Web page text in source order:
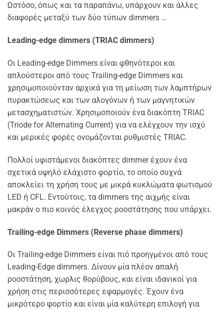
Ωστόσο, όπως και τα παραπάνω, υπάρχουν και άλλες
διαφορές μεταξύ των δύο τύπων dimmers …
Leading-edge dimmers (TRIAC dimmers)
Οι Leading-edge Dimmers είναι φθηνότεροι και
απλούστεροι από τους Trailing-edge Dimmers και
χρησιμοποιούνταν αρχικά για τη μείωση των λαμπτήρων
πυρακτώσεως και των αλογόνων ή των μαγνητικών
μετασχηματιστών. Χρησιμοποιούν ένα διακόπτη TRIAC
(Triode for Alternating Current) για να ελέγχουν την ισχύ
και μερικές φορές ονομάζονται ρυθμιστές TRIAC.
Πολλοί υφιστάμενοι διακόπτες dimmer έχουν ένα
σχετικά υψηλό ελάχιστο φορτίο, το οποίο συχνά
αποκλείει τη χρήση τους με μικρά κυκλώματα φωτισμού
LED ή CFL. Εντούτοις, τα dimmers της αιχμής είναι
μακράν ο πιο κοινός έλεγχος ροοστάτησης που υπάρχει.
Trailing-edge Dimmers (Reverse phase dimmers)
Οι Trailing-edge Dimmers είναι πιό προηγμένοι από τους
Leading-Edge dimmers. Δίνουν μία πλέον απαλή
ροοστάτηση, χωρλις θορύβους, και είναι ιδανικοί για
χρήση στις περισσότερες εφαρμογές. Έχουν ένα
μικρότερο φορτίο και είναι μία καλύτερη επιλογή για